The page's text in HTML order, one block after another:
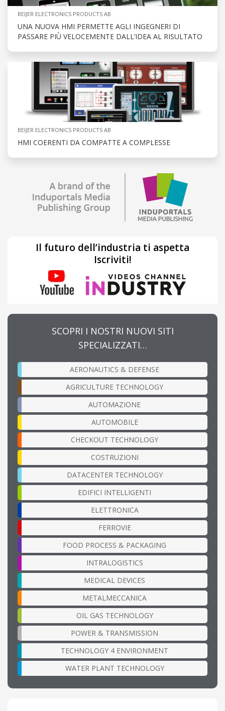
BEIJER ELECTRONICS PRODUCTS AB
UNA NUOVA HMI PERMETTE AGLI INGEGNERI DI
PASSARE PIÙ VELOCEMENTE DALL’IDEA AL RISULTATO
BEIJER ELECTRONICS PRODUCTS AB
HMI COERENTI DA COMPATTE A COMPLESSE
Il futuro dell’industria ti aspetta
Iscriviti!
SCOPRI I NOSTRI NUOVI SITI
SPECIALIZZATI…
AERONAUTICS & DEFENSE
AGRICULTURE TECHNOLOGY
AUTOMAZIONE
AUTOMOBILE
CHECKOUT TECHNOLOGY
COSTRUZIONI
DATACENTER TECHNOLOGY
EDIFICI INTELLIGENTI
ELETTRONICA
FERROVIE
FOOD PROCESS & PACKAGING
INTRALOGISTICS
MEDICAL DEVICES
METALMECCANICA
OIL GAS TECHNOLOGY
POWER & TRANSMISSION
TECHNOLOGY 4 ENVIRONMENT
WATER PLANT TECHNOLOGY